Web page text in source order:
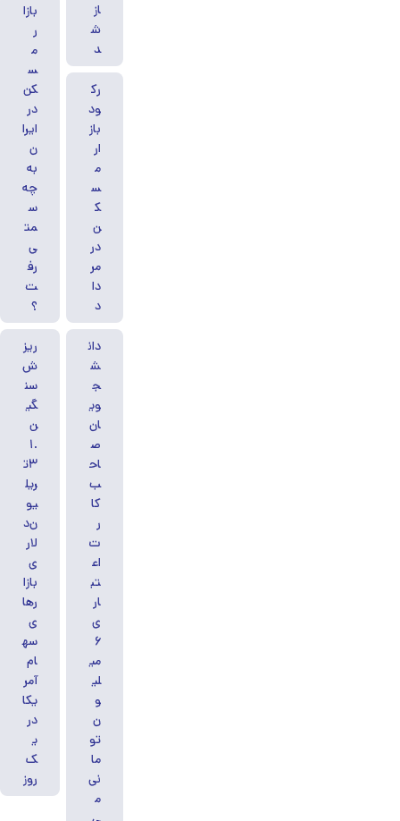
از
ش
د
رک
ود
باز
ار
م
س
ک
ن
در
مر
دا
د
دان
ش
ج
وی
ان
ص
اح
ب
کا
ر
ت
اع
تب
ار
ی
۶
می
لی
و
ن
تو
ما
نی
م
بازا
ر
م
س
کن
در
ایرا
ن
به
چه
س
مت
ی
رف
ت
؟
ریز
ش
سن
گی
ن
۱.
۳ت
ریل
یو
ن‌د
لار
ی
بازا
رها
ی
سه
ام
آمر
یکا
در
ی
ک
روز